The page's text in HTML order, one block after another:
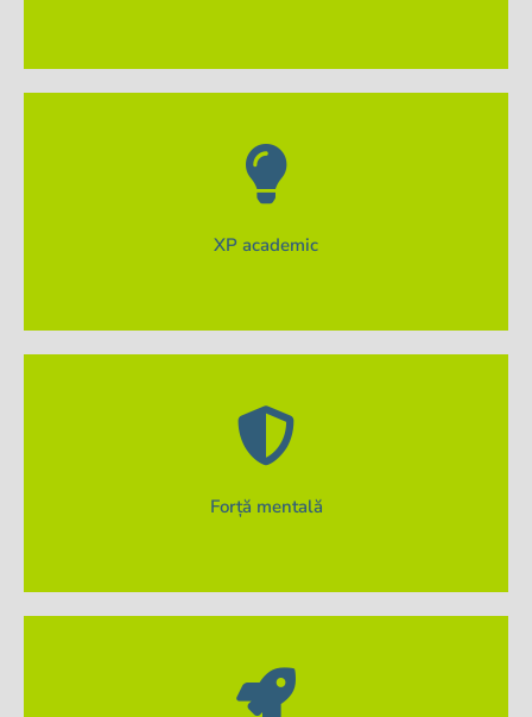
XP academic
profesionist pentru progresul tău educațional.
Forță mentală
cale.